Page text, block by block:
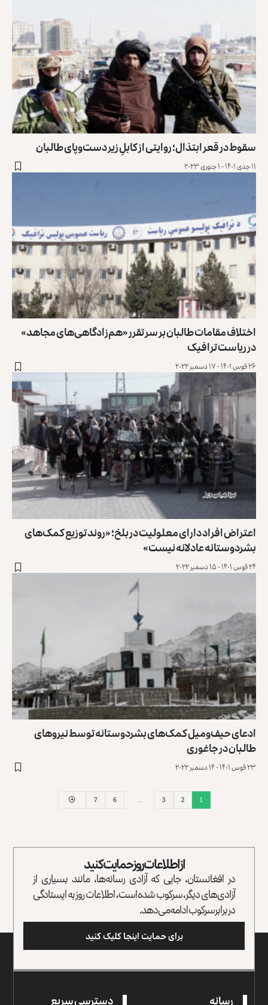
سقوط در قعر ابتذال؛ روایتی از کابلِ زیر دست‌وپای طالبان
۱۱ جدی ۱۴۰۱ - ۱ جنوری ۲۰۲۳
اختلاف مقامات طالبان بر سر تقرر «هم‌زادگاهی‌های مجاهد»
در ریاست ترافیک
۲۶ قوس ۱۴۰۱ - ۱۷ دسمبر ۲۰۲۲
اعتراض افراد دارای معلولیت در بلخ؛ «روند توزیع کمک‌های
بشردوستانه عادلانه نیست»
۲۴ قوس ۱۴۰۱ - ۱۵ دسمبر ۲۰۲۲
ادعای حیف‌ومیل کمک‌های بشردوستانه توسط نیروهای
طالبان در جاغوری
۲۳ قوس ۱۴۰۱ - ۱۴ دسمبر ۲۰۲۲
1
2
3
…
6
7
از اطلاعات روز حمایت کنید
در افغانستان، جایی که آزادی رسانه‌ها، مانند بسیاری از
آزادی‌های دیگر، سرکوب شده است، اطلاعات روز به ایستادگی
در برابر سرکوب ادامه می‌دهد.
برای حمایت اینجا کلیک کنید
رسانه دسترسی سریع